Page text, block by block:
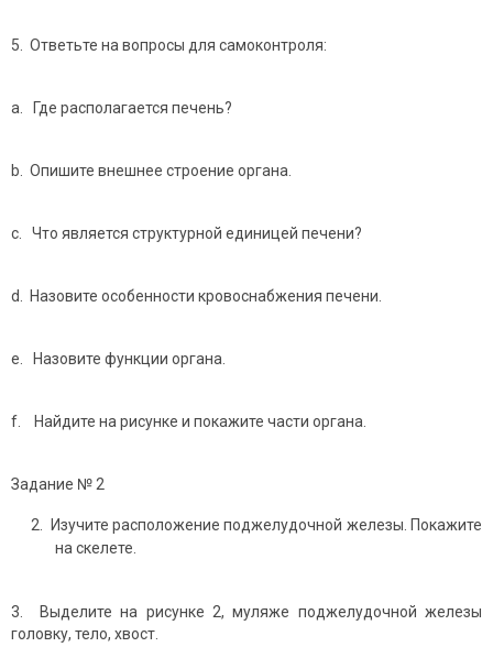
5. Ответьте на вопросы для самоконтроля:
a. Где располагается печень?
b. Опишите внешнее строение органа.
c. Что является структурной единицей печени?
d. Назовите особенности кровоснабжения печени.
e. Назовите функции органа.
f. Найдите на рисунке и покажите части органа.
Задание № 2
2. Изучите расположение поджелудочной железы. Покажите
на скелете.
3. Выделите на рисунке 2, муляже поджелудочной железы
головку, тело, хвост.